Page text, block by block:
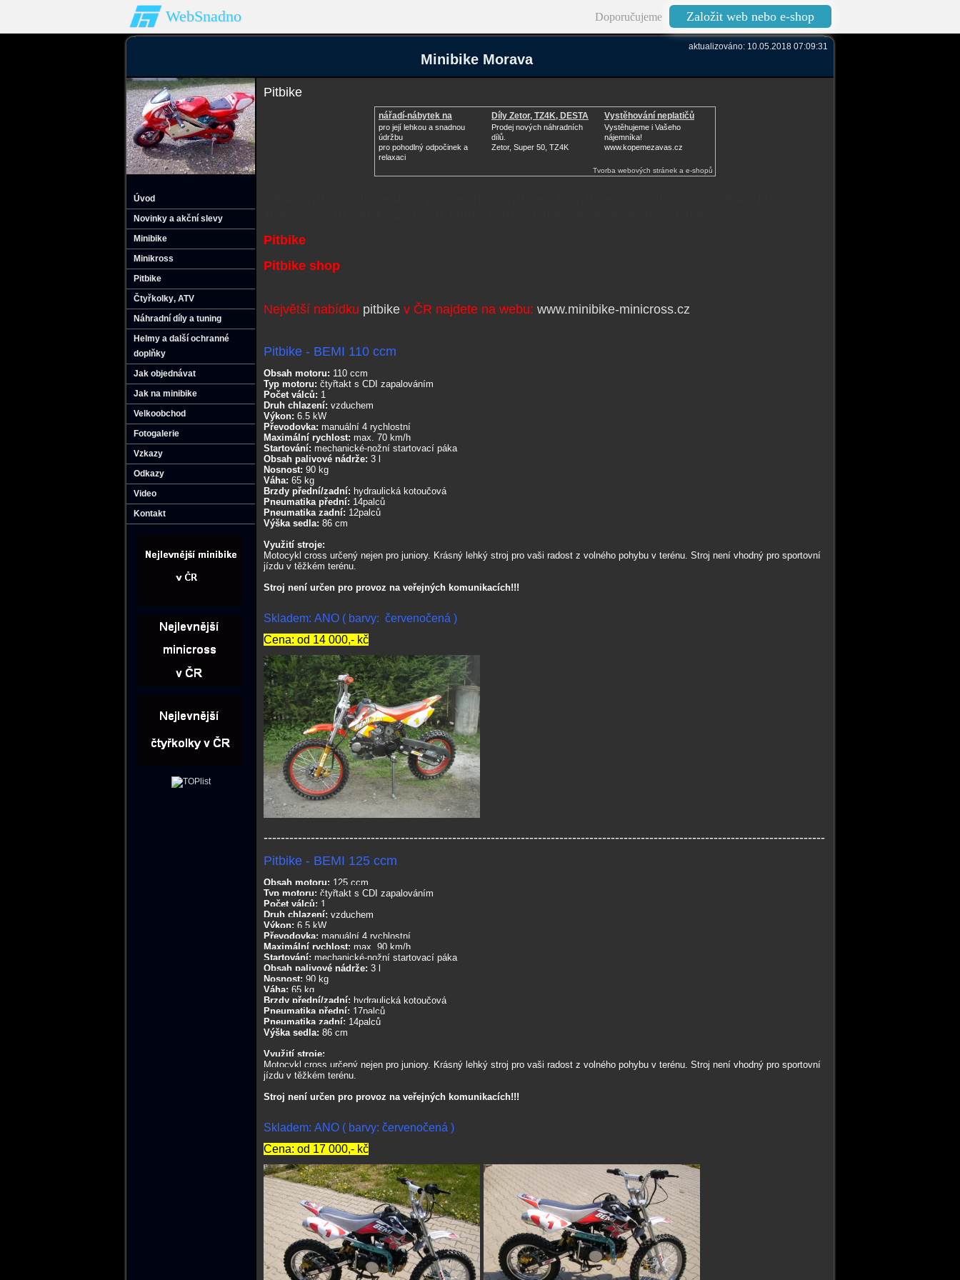
WebSnadno Doporučujeme Založit web nebo e-shop
aktualizováno: 10.05.2018 07:09:31
Minibike Morava
Úvod
Novinky a akční slevy
Minibike
Minikross
Pitbike
Čtyřkolky‚ ATV
Náhradní díly a tuning
Helmy a další ochranné
doplňky
Jak objednávat
Jak na minibike
Velkoobchod
Fotogalerie
Vzkazy
Odkazy
Video
Kontakt
Pitbike
nářadí-nábytek na
zahradu
pro její lehkou a snadnou
údržbu
pro pohodlný odpočinek a
relaxaci
Díly Zetor, TZ4K, DESTA
Prodej nových náhradních
dílů.
Zetor, Super 50, TZ4K
Vystěhování neplatičů
Vystěhujeme i Vašeho
nájemníka!
www.kopemezavas.cz
Tvorba webových stránek a e-shopů
Pitbike
Pitbike shop
Největší nabídku pitbike v ČR najdete na webu: www.minibike-minicross.cz
Pitbike - BEMI 110 ccm
Obsah motoru: 110 ccm
Typ motoru: čtyřtakt s CDI zapalováním
Počet válců: 1
Druh chlazení: vzduchem
Výkon: 6.5 kW
Převodovka: manuální 4 rychlostní
Maximální rychlost: max. 70 km/h
Startování: mechanické-nožní startovací páka
Obsah palivové nádrže: 3 l
Nosnost: 90 kg
Váha: 65 kg
Brzdy přední/zadní: hydraulická kotoučová
Pneumatika přední: 14palců
Pneumatika zadní: 12palců
Výška sedla: 86 cm
Využití stroje:
Motocykl cross určený nejen pro juniory. Krásný lehký stroj pro vaši radost z volného pohybu v terénu. Stroj není vhodný pro sportovní
jízdu v těžkém terénu.
Stroj není určen pro provoz na veřejných komunikacích!!!
Skladem: ANO ( barvy: červenočená )
Cena: od 14 000,- kč
-----------------------------------------------------------------------------------------------------------------------------------
Pitbike - BEMI 125 ccm
Obsah motoru: 125 ccm
Typ motoru: čtyřtakt s CDI zapalováním
Počet válců: 1
Druh chlazení: vzduchem
Výkon: 6.5 kW
Převodovka: manuální 4 rychlostní
Maximální rychlost: max. 90 km/h
Startování: mechanické-nožní startovací páka
Obsah palivové nádrže: 3 l
Nosnost: 90 kg
Váha: 65 kg
Brzdy přední/zadní: hydraulická kotoučová
Pneumatika přední: 17palců
Pneumatika zadní: 14palců
Výška sedla: 86 cm
Využití stroje:
Motocykl cross určený nejen pro juniory. Krásný lehký stroj pro vaši radost z volného pohybu v terénu. Stroj není vhodný pro sportovní
jízdu v těžkém terénu.
Stroj není určen pro provoz na veřejných komunikacích!!!
Skladem: ANO ( barvy: červenočená )
Cena: od 17 000,- kč